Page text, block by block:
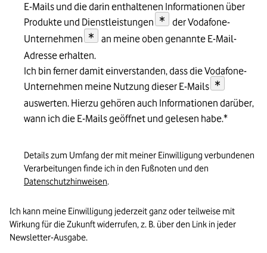
E-Mails und die darin enthaltenen Informationen über
Produkte und Dienstleistungen * der Vodafone-
Unternehmen * an meine oben genannte E-Mail-
Adresse erhalten.
Ich bin ferner damit einverstanden, dass die Vodafone-
Unternehmen meine Nutzung dieser E-Mails *
auswerten. Hierzu gehören auch Informationen darüber,
wann ich die E-Mails geöffnet und gelesen habe.*
Details zum Umfang der mit meiner Einwilligung verbundenen
Verarbeitungen finde ich in den Fußnoten und den
Datenschutzhinweisen.
Ich kann meine Einwilligung jederzeit ganz oder teilweise mit
Wirkung für die Zukunft widerrufen, z. B. über den Link in jeder
Newsletter-Ausgabe.